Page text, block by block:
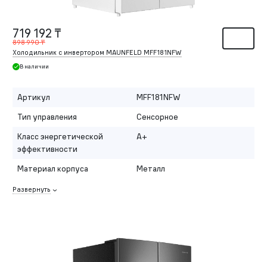
719 192 ₸
898 990 ₸
Холодильник с инвертором MAUNFELD MFF181NFW
В наличии
Артикул
MFF181NFW
Тип управления
Сенсорное
Класс энергетической
эффективности
A+
Материал корпуса Металл
Развернуть